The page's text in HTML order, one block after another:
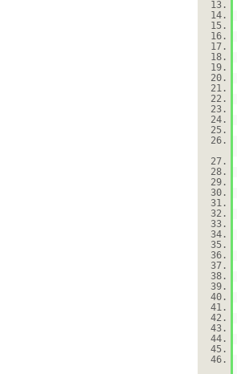
13.
14.
15.
16.
17.
18.
19.
20.
21.
22.
23.
24.
25.
26.
27.
28.
29.
30.
31.
32.
33.
34.
35.
36.
37.
38.
39.
40.
41.
42.
43.
44.
45.
46.